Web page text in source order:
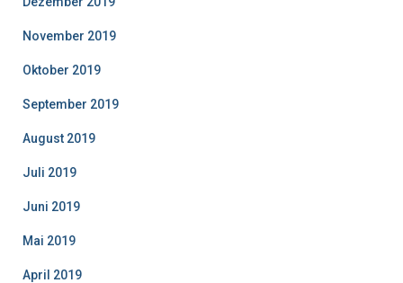
November 2019
Oktober 2019
September 2019
August 2019
Juli 2019
Juni 2019
Mai 2019
April 2019